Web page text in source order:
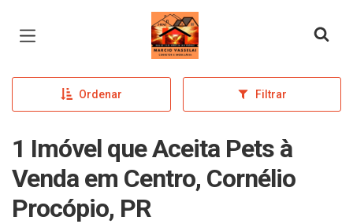
Página inicial
Ordenar Filtrar
1 Imóvel que Aceita Pets à
Venda em Centro, Cornélio
Procópio, PR